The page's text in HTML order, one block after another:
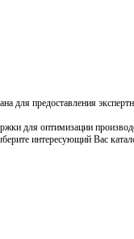
для предоставления
для оптимизации
интересующий Вас